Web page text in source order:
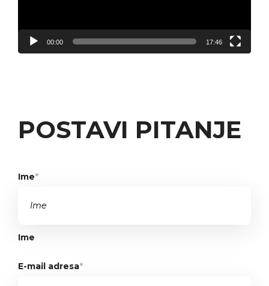
00:00 17:46
POSTAVI PITANJE
Ime*
Ime
E-mail adresa*